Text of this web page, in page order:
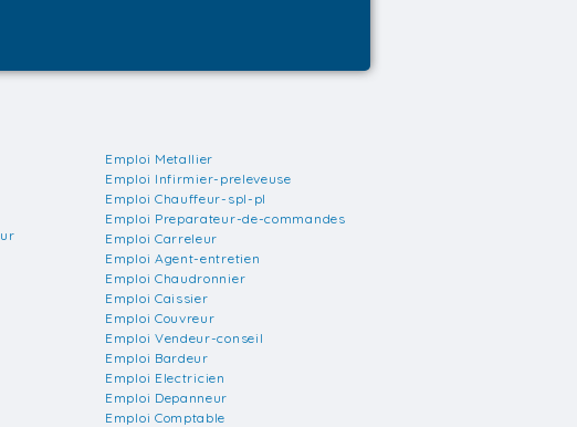
Emploi Metallier
Emploi Infirmier-preleveuse
Emploi Chauffeur-spl-pl
Emploi Preparateur-de-commandes
Emploi Carreleur
Emploi Agent-entretien
Emploi Chaudronnier
Emploi Caissier
Emploi Couvreur
Emploi Vendeur-conseil
Emploi Bardeur
Emploi Electricien
Emploi Depanneur
Emploi Comptable